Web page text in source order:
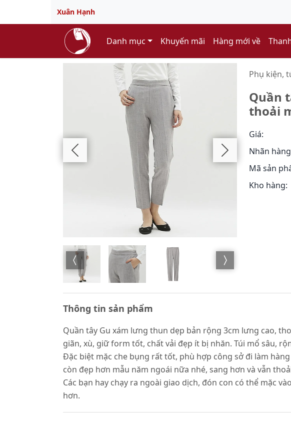
Xuân Hạnh
Danh mục Khuyến mãi Hàng mới về
Phụ kiện,
Quần
thoải
Giá:
Nhãn
Mã sản
Kho hàng:
Thông tin sản phẩm
Quần tây Gu xám lưng thun dẹp bản rộng 3cm lưng cao,
giãn, xù, giữ form tốt, chất vải đẹp ít bị nhăn. Túi mổ sâu,
Đặc biệt mặc che bụng rất tốt, phù hợp công sở đi làm
còn đẹp hơn mẫu năm ngoái nữa nhé, sang hơn và vẫn
Các bạn hay chạy ra ngoài giao dịch, đón con có thể mặc
hơn.